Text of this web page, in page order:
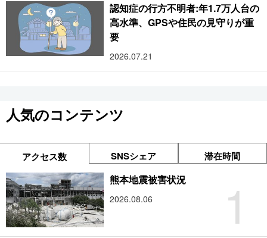
認知症の行方不明者:年1.7万人台の
高水準、GPSや住民の見守りが重
要
2026.07.21
人気のコンテンツ
アクセス数 SNSシェア 滞在時間
1
熊本地震被害状況
2026.08.06